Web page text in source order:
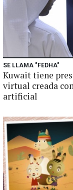
SE LLAMA "FEDHA"
Kuwait tiene
virtual creada
artificial